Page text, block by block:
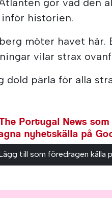
gör vad den
historien.
möter havet här.
vilar strax
dold pärla för alla
Portugal News som
nyhetskälla på
till som föredragen källa